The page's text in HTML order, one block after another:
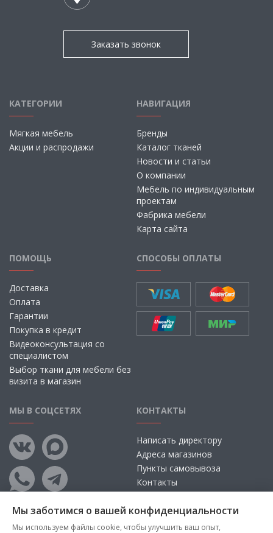
Заказать звонок
КАТЕГОРИИ
Мягкая мебель
Акции и распродажи
НАВИГАЦИЯ
Бренды
Каталог тканей
Новости и статьи
О компании
Мебель по индивидуальным
проектам
Фабрика мебели
Карта сайта
ПОМОЩЬ
Доставка
Оплата
Гарантии
Покупка в кредит
Видеоконсультация со
специалистом
Выбор ткани для мебели без
визита в магазин
СПОСОБЫ ОПЛАТЫ
МЫ В СОЦСЕТЯХ КОНТАКТЫ
Написать директору
Адреса магазинов
Пункты самовывоза
Контакты
Мы заботимся о вашей конфиденциальности
Мы используем файлы cookie, чтобы улучшить ваш опыт,